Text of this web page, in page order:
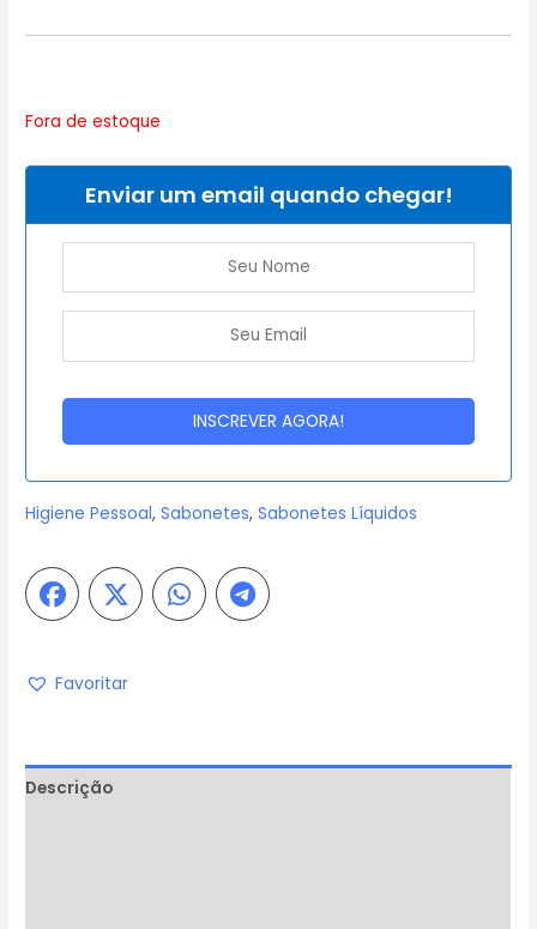
Fora de estoque
Enviar um email quando chegar!
Higiene Pessoal,Sabonetes,Sabonetes Líquidos
Favoritar
Descrição